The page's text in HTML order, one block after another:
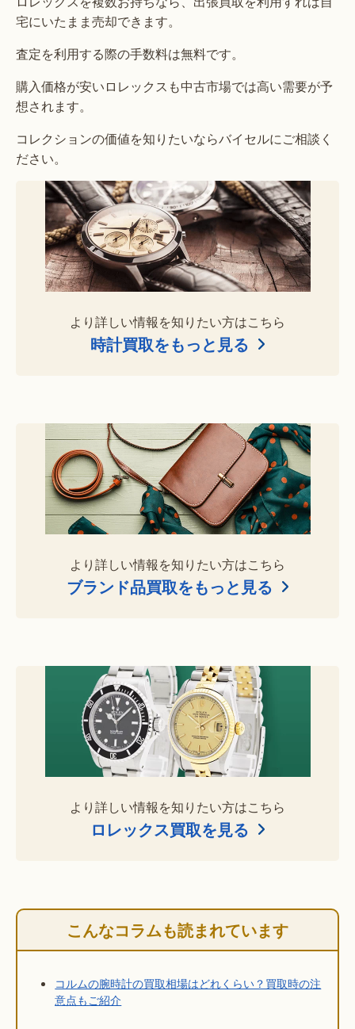
宅にいたまま売却できます。
査定を利用する際の手数料は無料です。
購入価格が安いロレックスも中古市場では高い需要が予
想されます。
コレクションの価値を知りたいならバイセルにご相談く
ださい。
より詳しい情報を知りたい方はこちら
時計買取をもっと見る
より詳しい情報を知りたい方はこちら
ブランド品買取をもっと見る
より詳しい情報を知りたい方はこちら
ロレックス買取を見る
こんなコラムも読まれています
コルムの腕時計の買取相場はどれくらい？買取時の注
意点もご紹介